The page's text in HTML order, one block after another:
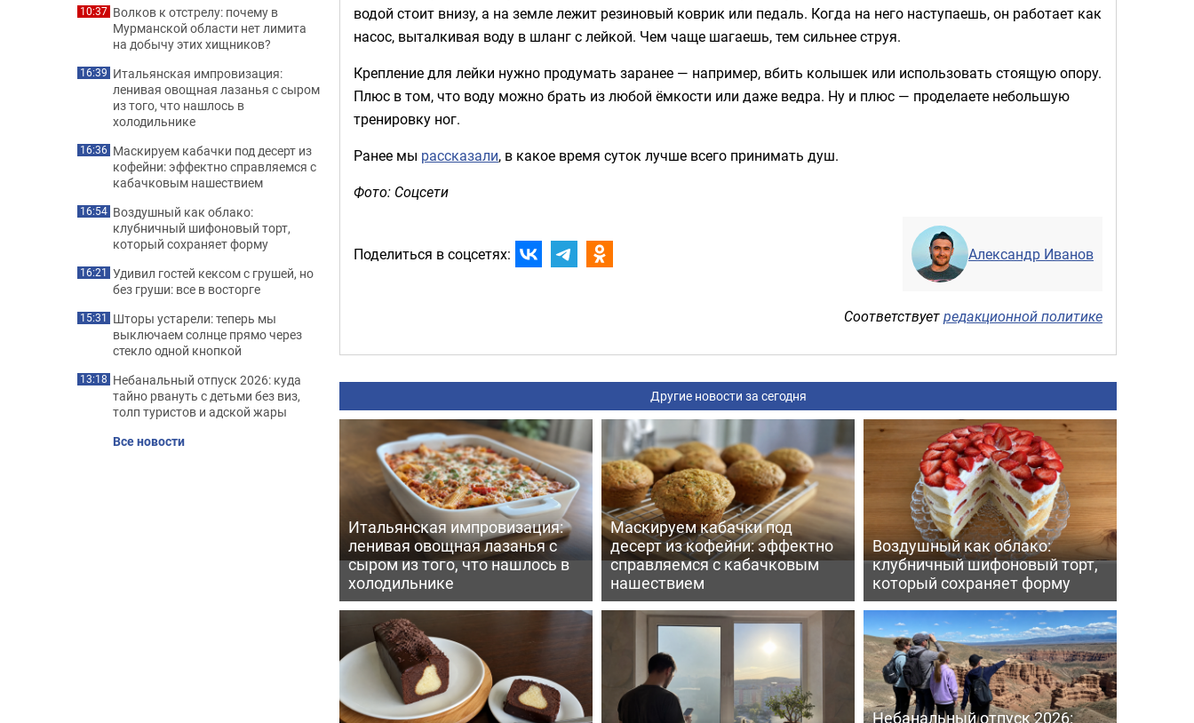
водой стоит внизу, а на земле лежит резиновый коврик или педаль. Когда на него наступаешь, он работает как
насос, выталкивая воду в шланг с лейкой. Чем чаще шагаешь, тем сильнее струя.
Крепление для лейки нужно продумать заранее — например, вбить колышек или использовать стоящую опору.
Плюс в том, что воду можно брать из любой ёмкости или даже ведра. Ну и плюс — проделаете небольшую
тренировку ног.
Ранее мы рассказали, в какое время суток лучше всего принимать душ.
Фото: Соцсети
Поделиться в соцсетях: Александр Иванов
Соответствуетредакционной политике
Другие новости за сегодня
Итальянская импровизация:
ленивая овощная лазанья с
сыром из того, что нашлось в
холодильнике
Маскируем кабачки под
десерт из кофейни: эффектно
справляемся с кабачковым
нашествием
Воздушный как облако:
клубничный шифоновый торт,
который сохраняет форму
Небанальный отпуск 2026:
10:37 Волков к отстрелу: почему в
Мурманской области нет лимита
на добычу этих хищников?
16:39 Итальянская импровизация:
ленивая овощная лазанья с сыром
из того, что нашлось в
холодильнике
16:36 Маскируем кабачки под десерт из
кофейни: эффектно справляемся с
кабачковым нашествием
16:54 Воздушный как облако:
клубничный шифоновый торт,
который сохраняет форму
16:21 Удивил гостей кексом с грушей, но
без груши: все в восторге
15:31 Шторы устарели: теперь мы
выключаем солнце прямо через
стекло одной кнопкой
13:18 Небанальный отпуск 2026: куда
тайно рвануть с детьми без виз,
толп туристов и адской жары
Все новости